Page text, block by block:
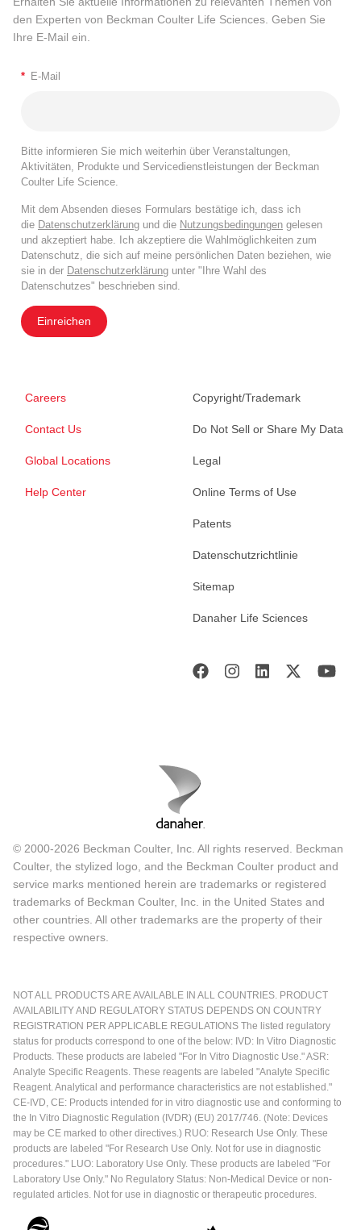
den Experten von Beckman Coulter Life Sciences. Geben Sie
Ihre E-Mail ein.
* E-Mail
Bitte informieren Sie mich weiterhin über Veranstaltungen,
Aktivitäten, Produkte und Servicedienstleistungen der Beckman
Coulter Life Science.
Mit dem Absenden dieses Formulars bestätige ich, dass ich
die Datenschutzerklärung und die Nutzungsbedingungen gelesen
und akzeptiert habe. Ich akzeptiere die Wahlmöglichkeiten zum
Datenschutz, die sich auf meine persönlichen Daten beziehen, wie
sie in der Datenschutzerklärung unter "Ihre Wahl des
Datenschutzes" beschrieben sind.
Einreichen
Careers
Contact Us
Global Locations
Help Center
Copyright/Trademark
Do Not Sell or Share My Data
Legal
Online Terms of Use
Patents
Datenschutzrichtlinie
Sitemap
Danaher Life Sciences
© 2000-2026 Beckman Coulter, Inc. All rights reserved. Beckman
Coulter, the stylized logo, and the Beckman Coulter product and
service marks mentioned herein are trademarks or registered
trademarks of Beckman Coulter, Inc. in the United States and
other countries. All other trademarks are the property of their
respective owners.
NOT ALL PRODUCTS ARE AVAILABLE IN ALL COUNTRIES. PRODUCT
AVAILABILITY AND REGULATORY STATUS DEPENDS ON COUNTRY
REGISTRATION PER APPLICABLE REGULATIONS The listed regulatory
status for products correspond to one of the below: IVD: In Vitro Diagnostic
Products. These products are labeled "For In Vitro Diagnostic Use." ASR:
Analyte Specific Reagents. These reagents are labeled "Analyte Specific
Reagent. Analytical and performance characteristics are not established."
CE-IVD, CE: Products intended for in vitro diagnostic use and conforming to
the In Vitro Diagnostic Regulation (IVDR) (EU) 2017/746. (Note: Devices
may be CE marked to other directives.) RUO: Research Use Only. These
products are labeled "For Research Use Only. Not for use in diagnostic
procedures." LUO: Laboratory Use Only. These products are labeled "For
Laboratory Use Only." No Regulatory Status: Non-Medical Device or non-
regulated articles. Not for use in diagnostic or therapeutic procedures.